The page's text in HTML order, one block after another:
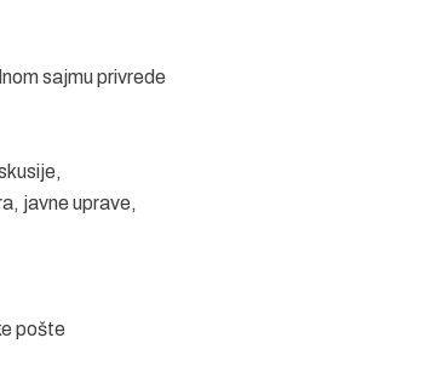
sajmu privrede
javne uprave,
pošte